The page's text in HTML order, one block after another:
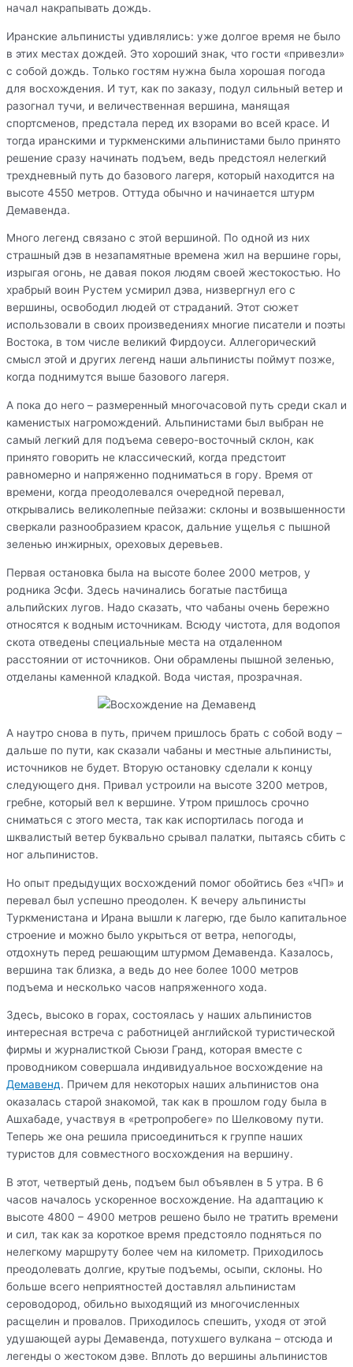
начал накрапывать дождь.
Иранские альпинисты удивлялись: уже долгое время не было
в этих местах дождей. Это хороший знак, что гости «привезли»
с собой дождь. Только гостям нужна была хорошая погода
для восхождения. И тут, как по заказу, подул сильный ветер и
разогнал тучи, и величественная вершина, манящая
спортсменов, предстала перед их взорами во всей красе. И
тогда иранскими и туркменскими альпинистами было принято
решение сразу начинать подъем, ведь предстоял нелегкий
трехдневный путь до базового лагеря, который находится на
высоте 4550 метров. Оттуда обычно и начинается штурм
Демавенда.
Много легенд связано с этой вершиной. По одной из них
страшный дэв в незапамятные времена жил на вершине горы,
изрыгая огонь, не давая покоя людям своей жестокостью. Но
храбрый воин Рустем усмирил дэва, низвергнул его с
вершины, освободил людей от страданий. Этот сюжет
использовали в своих произведениях многие писатели и поэты
Востока, в том числе великий Фирдоуси. Аллегорический
смысл этой и других легенд наши альпинисты поймут позже,
когда поднимутся выше базового лагеря.
А пока до него – размеренный многочасовой путь среди скал и
каменистых нагромождений. Альпинистами был выбран не
самый легкий для подъема северо-восточный склон, как
принято говорить не классический, когда предстоит
равномерно и напряженно подниматься в гору. Время от
времени, когда преодолевался очередной перевал,
открывались великолепные пейзажи: склоны и возвышенности
сверкали разнообразием красок, дальние ущелья с пышной
зеленью инжирных, ореховых деревьев.
Первая остановка была на высоте более 2000 метров, у
родника Эсфи. Здесь начинались богатые пастбища
альпийских лугов. Надо сказать, что чабаны очень бережно
относятся к водным источникам. Всюду чистота, для водопоя
скота отведены специальные места на отдаленном
расстоянии от источников. Они обрамлены пышной зеленью,
отделаны каменной кладкой. Вода чистая, прозрачная.
А наутро снова в путь, причем пришлось брать с собой воду –
дальше по пути, как сказали чабаны и местные альпинисты,
источников не будет. Вторую остановку сделали к концу
следующего дня. Привал устроили на высоте 3200 метров,
гребне, который вел к вершине. Утром пришлось срочно
сниматься с этого места, так как испортилась погода и
шквалистый ветер буквально срывал палатки, пытаясь сбить с
ног альпинистов.
Но опыт предыдущих восхождений помог обойтись без «ЧП» и
перевал был успешно преодолен. К вечеру альпинисты
Туркменистана и Ирана вышли к лагерю, где было капитальное
строение и можно было укрыться от ветра, непогоды,
отдохнуть перед решающим штурмом Демавенда. Казалось,
вершина так близка, а ведь до нее более 1000 метров
подъема и несколько часов напряженного хода.
Здесь, высоко в горах, состоялась у наших альпинистов
интересная встреча с работницей английской туристической
фирмы и журналисткой Сьюзи Гранд, которая вместе с
проводником совершала индивидуальное восхождение на
Демавенд. Причем для некоторых наших альпинистов она
оказалась старой знакомой, так как в прошлом году была в
Ашхабаде, участвуя в «ретропробеге» по Шелковому пути.
Теперь же она решила присоединиться к группе наших
туристов для совместного восхождения на вершину.
В этот, четвертый день, подъем был объявлен в 5 утра. В 6
часов началось ускоренное восхождение. На адаптацию к
высоте 4800 – 4900 метров решено было не тратить времени
и сил, так как за короткое время предстояло подняться по
нелегкому маршруту более чем на километр. Приходилось
преодолевать долгие, крутые подъемы, осыпи, склоны. Но
больше всего неприятностей доставлял альпинистам
сероводород, обильно выходящий из многочисленных
расщелин и провалов. Приходилось спешить, уходя от этой
удушающей ауры Демавенда, потухшего вулкана – отсюда и
легенды о жестоком дэве. Вплоть до вершины альпинистов